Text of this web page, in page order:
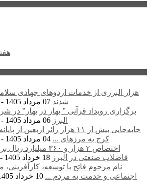
شدند 07 مرداد 1405 - 29 ژوئیه 2026
برگزاری رویداد قرآنی ” بهار در بهار” در
البرز 06 مرداد 1405 - 28 ژوئیه 2026
جابه‌جایی بیش از ۱۱ هزار زائر اربعین
کرج به مرزهای ... 04 مرداد 1405 - 26 ژوئیه 2026
اختصاص ۲ هزار و ۳۶۰
فاضلاب صنعتی در البرز 18 خرداد 1405 - 08 ژوئن 2026
نام مرحوم فاتح با توسعه،
اجتماعی و خدمت به مردم ... 10 خرداد 1405 - 31 مه 2026